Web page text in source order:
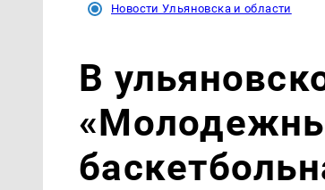
Новости Ульяновска и области
В